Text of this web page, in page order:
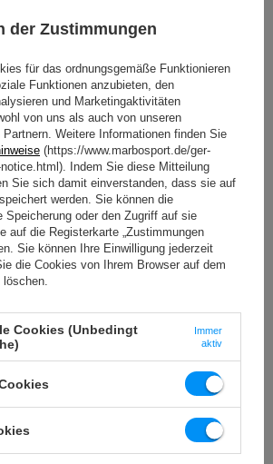
Fitnessstudio abschließt. Jeder
der Professional‑Linie haben wir uns
Detail – selbst das kleinste –
wir mit einer dicken, dekorativ
verbunden. Dadurch ist der
stabil und besitzt ein attraktives
der Zustimmungen
für das ordnungsgemäße Funktionieren
Funktionen anzubieten, den
und Marketingaktivitäten
von uns als auch von unseren
Partnern. Weitere Informationen finden Sie
(https://www.marbosport.de/ger-
Indem Sie diese Mitteilung
Sie sich damit einverstanden, dass sie auf
werden. Sie können die
Speicherung oder den Zugriff auf sie
auf die Registerkarte „Zustimmungen
Sie können Ihre Einwilligung jederzeit
die Cookies von Ihrem Browser auf dem
Cookies (Unbedingt
Immer
aktiv